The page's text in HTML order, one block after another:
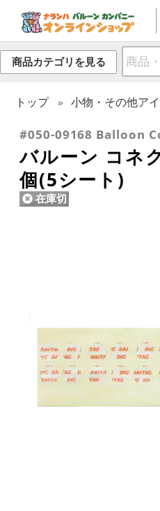
商品カテゴリを見る
トップ 小物・その他ア
#050-09168 Balloon
バルーン コネ
個(5シート)
在庫切